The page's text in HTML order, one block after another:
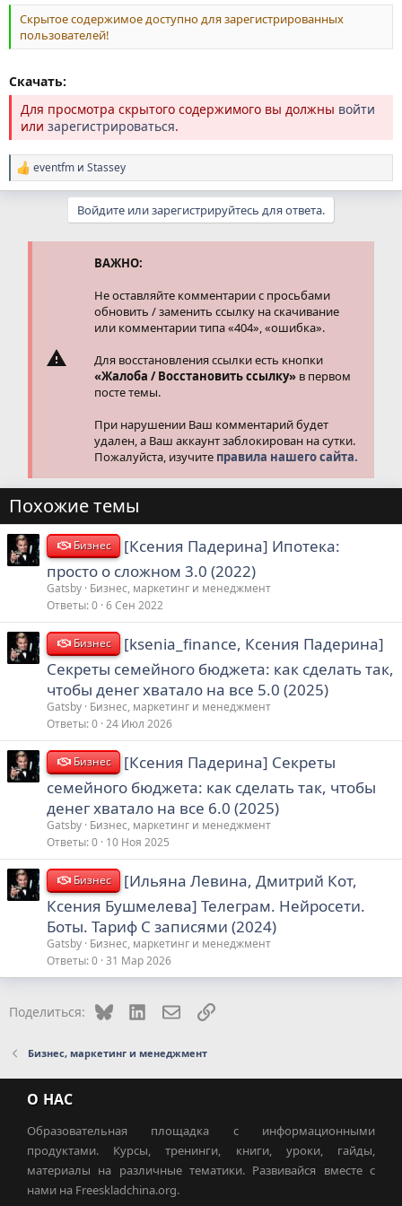
Скрытое содержимое доступно для зарегистрированных
пользователей!
Скачать:
Для просмотра скрытого содержимого вы должны войти
или зарегистрироваться.
Р
е
eventfm и Stassey
Войдите или зарегистрируйтесь для ответа.
ВАЖНО:
Не оставляйте комментарии с просьбами
обновить / заменить ссылку на скачивание
или комментарии типа «404», «ошибка».
Для восстановления ссылки есть кнопки
«Жалоба / Восстановить ссылку» в первом
посте темы.
При нарушении Ваш комментарий будет
удален, а Ваш аккаунт заблокирован на сутки.
Пожалуйста, изучите правила нашего сайта.
Похожие темы
Бизнес
[Ксения Падерина] Ипотека:
просто о сложном 3.0 (2022)
Gatsby Бизнес, маркетинг и менеджмент
Ответы 0 6 Сен 2022
Бизнес
[ksenia_finance, Ксения Падерина]
Секреты семейного бюджета: как сделать так,
чтобы денег хватало на все 5.0 (2025)
Gatsby Бизнес, маркетинг и менеджмент
Ответы 0 24 Июл 2026
Бизнес
[Ксения Падерина] Секреты
семейного бюджета: как сделать так, чтобы
денег хватало на все 6.0 (2025)
Gatsby Бизнес, маркетинг и менеджмент
Ответы 0 10 Ноя 2025
Бизнес
[Ильяна Левина, Дмитрий Кот,
Ксения Бушмелева] Телеграм. Нейросети.
Боты. Тариф С записями (2024)
Gatsby Бизнес, маркетинг и менеджмент
Ответы 0 31 Мар 2026
Поделиться: Bluesky LinkedInЭлектронная почта
Ссылка
Бизнес, маркетинг и менеджмент
О НАС
Образовательная площадка с информационными
продуктами. Курсы, тренинги, книги, уроки, гайды,
материалы на различные тематики. Развивайся вместе с
нами на Freeskladchina.org.